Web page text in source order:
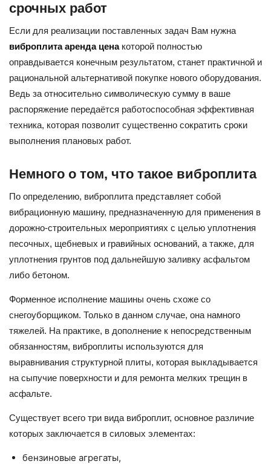
срочных работ
Если для реализации поставленных задач Вам нужна
виброплита аренда ценакоторой полностью
оправдывается конечным результатом, станет практичной и
рациональной альтернативой покупке нового оборудования.
Ведь за относительно символическую сумму в ваше
распоряжение передаётся работоспособная эффективная
техника, которая позволит существенно сократить сроки
выполнения плановых работ.
Немного о том, что такое виброплита
По определению, виброплита представляет собой
вибрационную машину, предназначенную для применения в
дорожно-строительных мероприятиях с целью уплотнения
песочных, щебневых и гравийных оснований, а также, для
уплотнения грунтов под дальнейшую заливку асфальтом
либо бетоном.
Форменное исполнение машины очень схоже со
снегоуборщиком. Только в данном случае, она намного
тяжелей. На практике, в дополнение к непосредственным
обязанностям, виброплиты используются для
выравнивания структурной плиты, которая выкладывается
на сыпучие поверхности и для ремонта мелких трещин в
асфальте.
Существует всего три вида виброплит, основное различие
которых заключается в силовых элементах:
бензиновые агрегаты,